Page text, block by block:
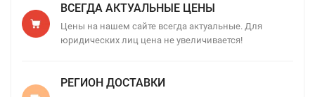
ВСЕГДА АКТУАЛЬНЫЕ ЦЕНЫ
Цены на нашем сайте всегда актуальные. Для
юридических лиц цена не увеличивается!
РЕГИОН ДОСТАВКИ